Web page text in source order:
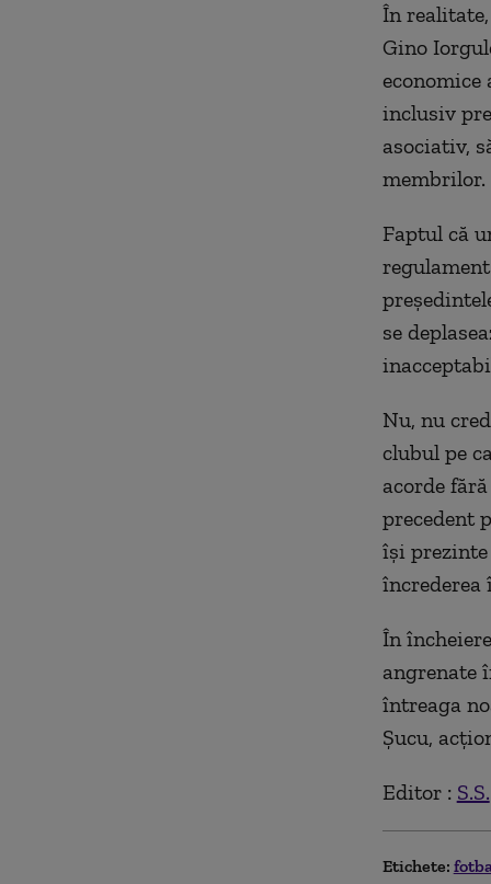
În
Gino
inclusiv
asociativ,
membrilor.
Faptul că
se
Nu, nu
clubul pe
acorde
precedent
îşi prezinte
încrederea
În
angrenate
întreaga
Şucu,
Editor : S.S.
Etichete: